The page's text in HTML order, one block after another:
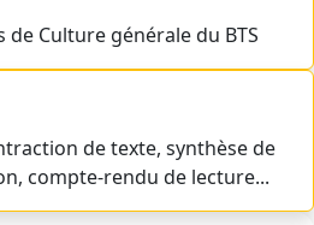
de Culture générale du BTS
de texte, synthèse de
compte-rendu de lecture...